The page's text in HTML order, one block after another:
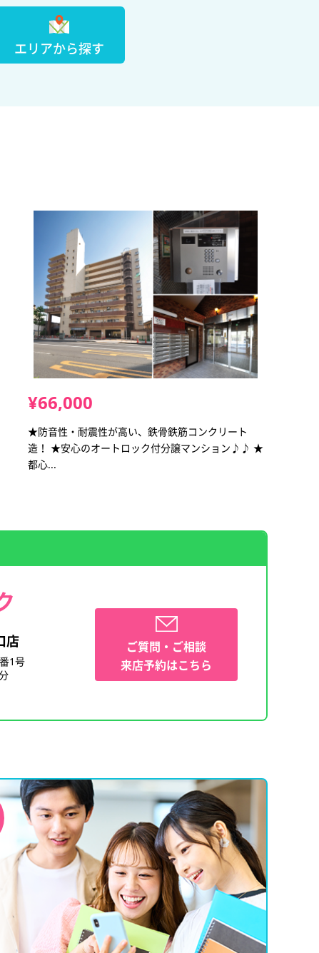
エリアから探す
¥66,000
★防音性・耐震性が高い、鉄骨鉄筋コンクリート
造！ ★安心のオートロック付分譲マンション♪♪ ★
都心...
店
1号
ご質問・ご相談
来店予約はこちら